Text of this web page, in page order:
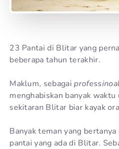
23 Pantai di Blitar yang
beberapa tahun terakhir.
Maklum, sebagai
menghabiskan banyak
sekitaran Blitar biar kayak
Banyak teman yang
pantai yang ada di Blitar.